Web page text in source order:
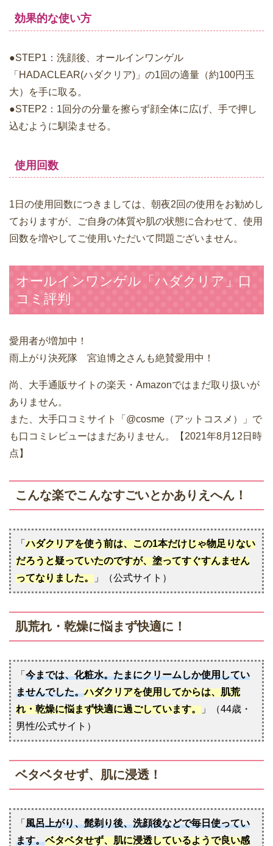
効果的な使い方
●STEP1：洗顔後、オールインワンゲル
「HADACLEAR(ハダクリア)」の1回の適量（約100円玉
大）を手に取る。
●STEP2：1回分の分量を擦らず顔全体に広げ、手で押し
込むように馴染ませる。
使用回数
1日の使用回数につきましては、朝夜2回の使用をお勧めし
ておりますが、ご自身の体質や肌の状態に合わせて、使用
回数を増やしてご使用いただいて問題ございません。
オールインワンゲル「ハダクリア」口
コミ評判
愛用者が増加中！
雨上がり決死隊 宮迫博之さんも絶賛愛用中！
尚、大手通販サイトの楽天・Amazonではまだ取り扱いが
ありません。
また、大手口コミサイト「@cosme（アットコスメ）」で
も口コミレビューはまだありません。【2021年8月12日時
点】
こんな楽でこんなすごいとかありえへん！
「ハダクリアを使う前は、この1本だけじゃ物足りない
だろうと疑っていたのですが、塗ってすぐすんません
ってなりました。 」（公式サイト）
肌荒れ・乾燥に悩まず快適に！
「 今までは、化粧水。たまにクリームしか使用してい
ませんでした。ハダクリアを使用してからは、肌荒
れ・乾燥に悩まず快適に過ごしています。 」（44歳・
男性/公式サイト）
ベタベタせず、肌に浸透！
「 風呂上がり、髭剃り後、洗顔後などで毎日使ってい
ます。ベタベタせず、肌に浸透しているようで良い感